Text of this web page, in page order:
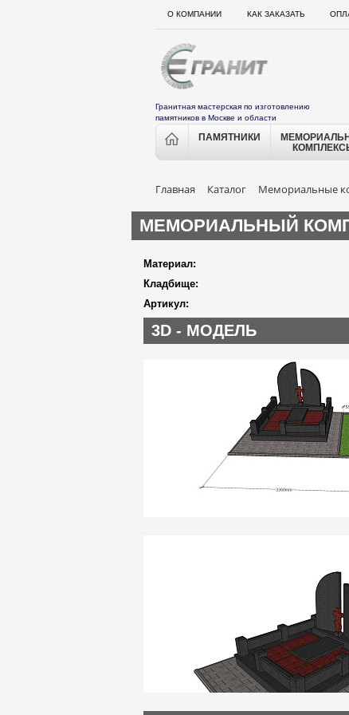
О КОМПАНИИ КАК ЗАКАЗАТЬ
Гранитная мастерская по изготовлению
памятников в Москве и области
ПАМЯТНИКИ
Главная Каталог Мемориальные
МЕМОРИАЛЬНЫЙ
Материал:
Кладбище:
Артикул:
3D - МОДЕЛЬ